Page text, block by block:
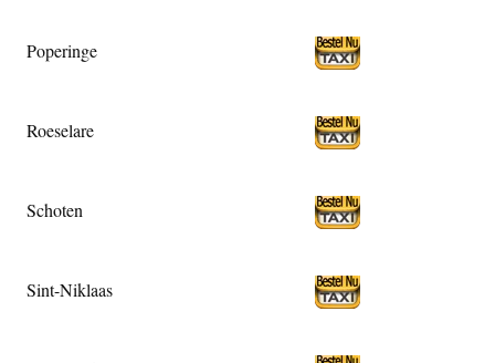
Poperinge
Roeselare
Schoten
Sint-Niklaas